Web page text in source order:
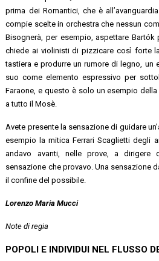
prima dei Romantici, che è
compie scelte in orchestra che nessun
Bisognerà, per esempio, aspettare
chiede ai violinisti di pizzicare così forte
tastiera e produrre un rumore di legno, un
suo come elemento espressivo per
Faraone, e questo è solo un esempio
a tutto il Mosè.
Avete presente la sensazione di guidare
esempio la mitica Ferrari Scaglietti degli
andavo avanti, nelle prove, a dirigere
sensazione che provavo. Una sensazione
il confine del possibile.
Lorenzo Maria Mucci
Note di regia
POPOLI E INDIVIDUI NEL FLUSSO